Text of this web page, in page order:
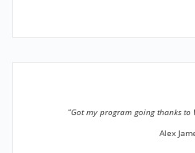
”Got my program going thanks to
Alex